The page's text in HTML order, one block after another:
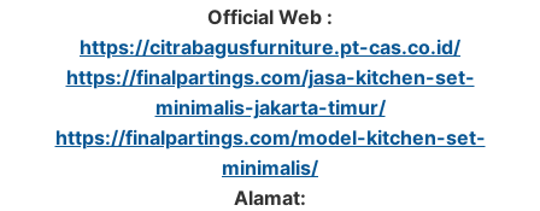
Official Web :
https://citrabagusfurniture.pt-cas.co.id/
https://finalpartings.com/jasa-kitchen-set-
minimalis-jakarta-timur/
https://finalpartings.com/model-kitchen-set-
minimalis/
Alamat: